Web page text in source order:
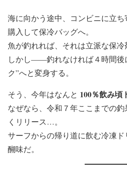
海に向かう途中、コンビニに立
購入して保冷バッグへ。
魚が釣れれば、それは立派な保冷
しかし――釣れなければ４時間後
ク”へと変身する。
そう、今年はなんと 100％飲み頃
なぜなら、令和７年ここまでの
くリリース…。
サーフからの帰り道に飲む冷凍
醐味だ。